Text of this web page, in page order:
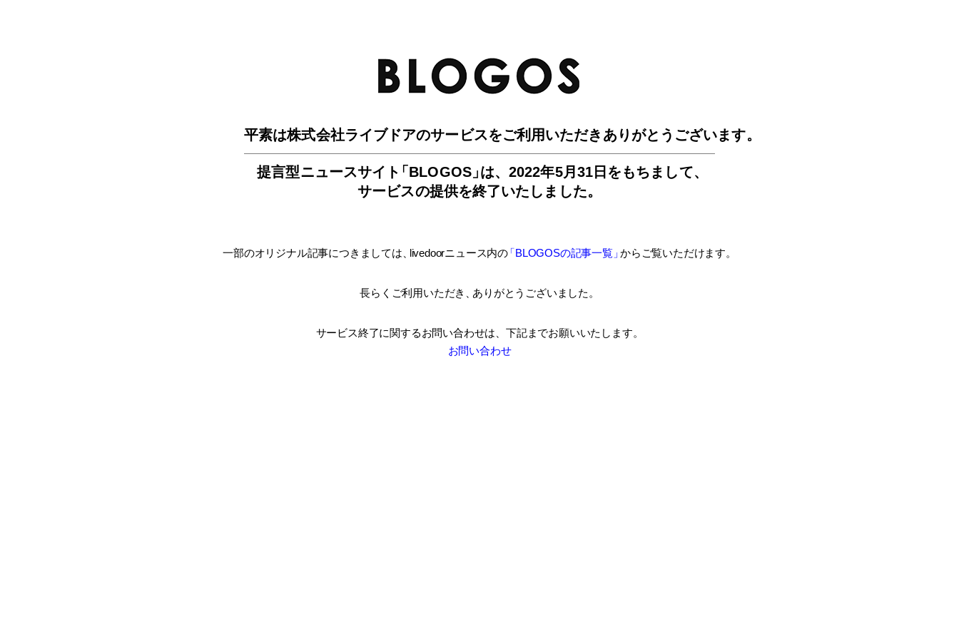
平素は株式会社ライブドアのサービスをご利用いただきありがとうございます。
提言型ニュースサイ ト「BLOGOS」は、2022年5月31日をもちまして、
サービスの提供を終了いたしました。
一部のオリジナル記事につきましては livedoorニュース内の「BLOGOSの記事一覧」 からご覧いただけます。
長らくご利用いただき ありがとうございました。
サービス終了に関するお問い合わせは、 下記までお願いいたします。
お問い合わせ